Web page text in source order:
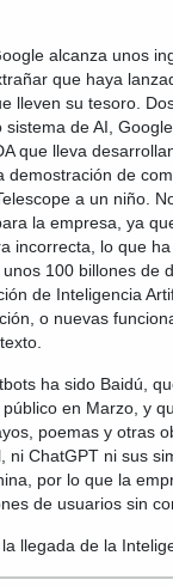
alcanza unos
que haya
lleven su tesoro.
de AI,
que lleva
de
a un niño.
la empresa, ya
incorrecta, lo que
100 billones de
de Inteligencia
o nuevas
ha sido Baidú,
en Marzo, y
poemas y otras
ChatGPT ni sus
por lo que la
de usuarios sin
llegada de la